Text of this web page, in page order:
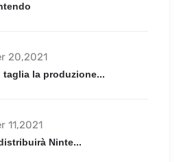
20,2021
taglia la produzione...
11,2021
Ninte...